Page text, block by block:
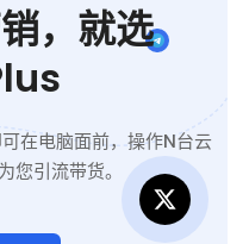
，就选
在电脑面前，操作N台云
您引流带货。